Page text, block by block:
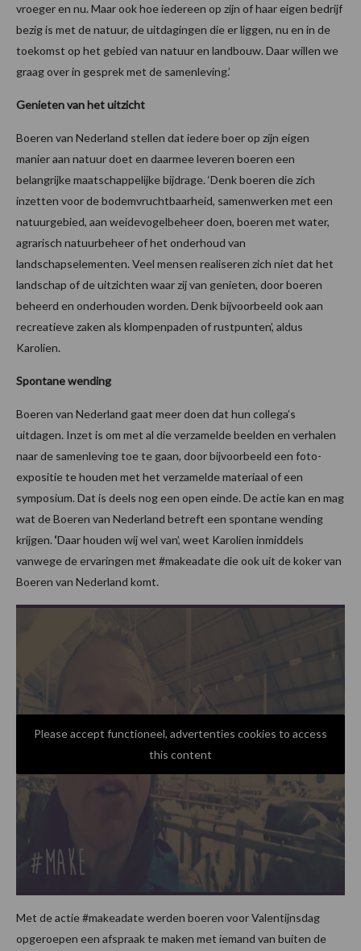
vroeger en nu. Maar ook hoe iedereen op zijn of haar eigen bedrijf
bezig is met de natuur, de uitdagingen die er liggen, nu en in de
toekomst op het gebied van natuur en landbouw. Daar willen we
graag over in gesprek met de samenleving.’
Genieten van het uitzicht
Boeren van Nederland stellen dat iedere boer op zijn eigen
manier aan natuur doet en daarmee leveren boeren een
belangrijke maatschappelijke bijdrage. ‘Denk boeren die zich
inzetten voor de bodemvruchtbaarheid, samenwerken met een
natuurgebied, aan weidevogelbeheer doen, boeren met water,
agrarisch natuurbeheer of het onderhoud van
landschapselementen. Veel mensen realiseren zich niet dat het
landschap of de uitzichten waar zij van genieten, door boeren
beheerd en onderhouden worden. Denk bijvoorbeeld ook aan
recreatieve zaken als klompenpaden of rustpunten’, aldus
Karolien.
Spontane wending
Boeren van Nederland gaat meer doen dat hun collega’s
uitdagen. Inzet is om met al die verzamelde beelden en verhalen
naar de samenleving toe te gaan, door bijvoorbeeld een foto-
expositie te houden met het verzamelde materiaal of een
symposium. Dat is deels nog een open einde. De actie kan en mag
wat de Boeren van Nederland betreft een spontane wending
krijgen. ‘Daar houden wij wel van’, weet Karolien inmiddels
vanwege de ervaringen met #makeadate die ook uit de koker van
Boeren van Nederland komt.
Please accept functioneel, advertenties cookies to access
this content
Met de actie #makeadate werden boeren voor Valentijnsdag
opgeroepen een afspraak te maken met iemand van buiten de